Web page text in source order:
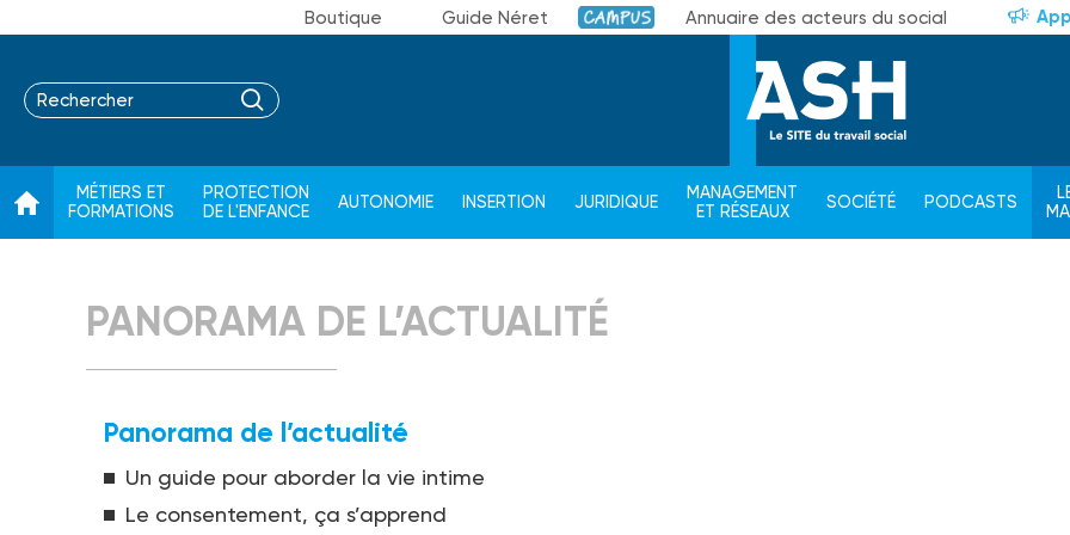
Boutique Guide Néret Campus Annuaire des acteurs du social
MÉTIERS ET
FORMATIONS
PROTECTION
DE L'ENFANCE
AUTONOMIE INSERTION JURIDIQUE
MANAGEMENT
ET RÉSEAUX
SOCIÉTÉ PODCASTS
PANORAMA DE L’ACTUALITÉ
Panorama de l’actualité
Un guide pour aborder la vie intime
Le consentement, ça s’apprend